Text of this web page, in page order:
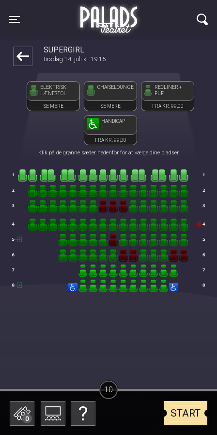
Toggle navigation
Palads Teatret
SUPERGIRL
tirsdag 14. juli kl. 19:15
ELEKTRISK
LÆNESTOL
SE MERE
CHAISELOUNGE
SE MERE
RECLINER +
PUF
FRA KR. 99,00
HANDICAP
FRA KR. 99,00
Klik på de grønne sæder nedenfor for at vælge dine pladser
0 START
10
front03-cc 112217